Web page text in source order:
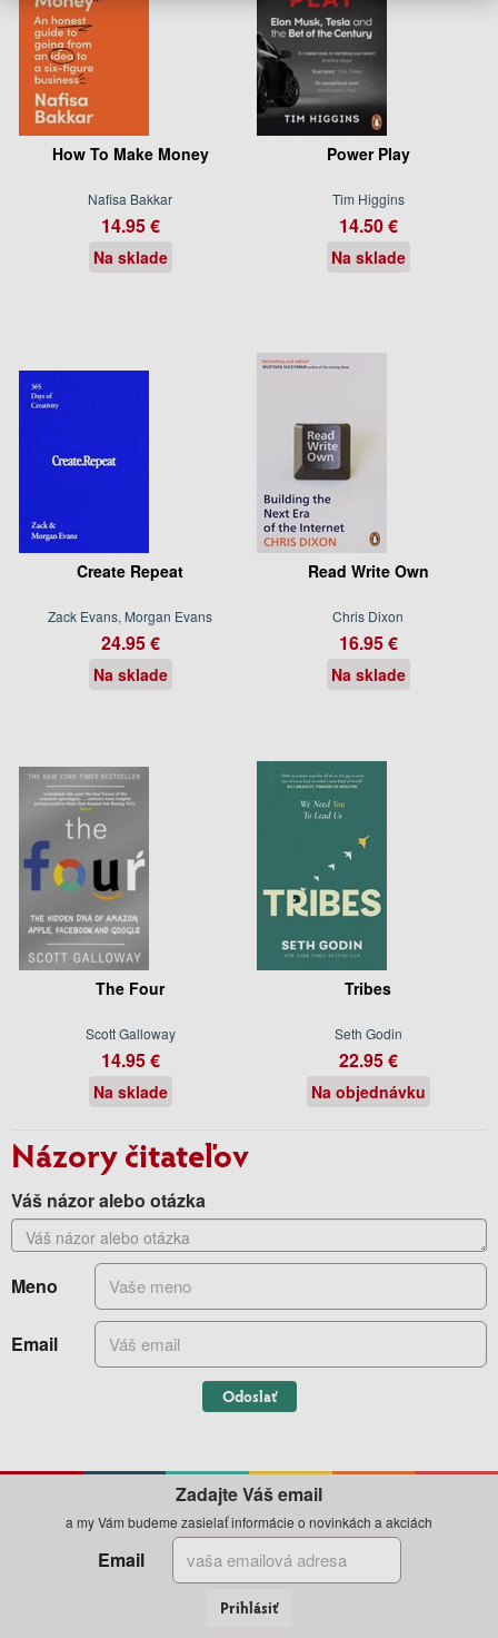
How To Make Money
Nafisa Bakkar
14.95 €
Na sklade
Power Play
Tim Higgins
14.50 €
Na sklade
Create Repeat
Zack Evans, Morgan Evans
24.95 €
Na sklade
Read Write Own
Chris Dixon
16.95 €
Na sklade
The Four
Scott Galloway
14.95 €
Na sklade
Tribes
Seth Godin
22.95 €
Na objednávku
Názory čitateľov
Váš názor alebo otázka
Meno
Email
Odoslať
Zadajte Váš email
a my Vám budeme zasielať informácie o novinkách a akciách
Email
Prihlásiť